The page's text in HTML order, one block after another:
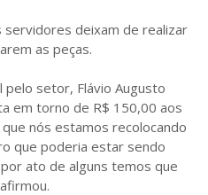
servidores deixam de realizar
as peças.
setor, Flávio Augusto
em torno de R$ 150,00 aos
nós estamos recolocando
que poderia estar sendo
ato de alguns temos que